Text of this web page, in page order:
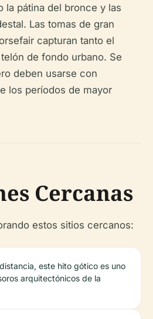
la pátina del bronce y las
Las tomas de gran
capturan tanto el
de fondo urbano. Se
deben usarse con
los períodos de mayor
Cercanas
estos sitios cercanos:
este hito gótico es uno
arquitectónicos de la